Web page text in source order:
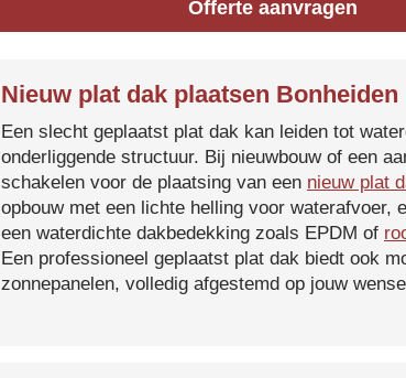
Offerte aanvragen
Nieuw plat dak plaatsen Bonheiden
Een slecht geplaatst plat dak kan leiden tot
onderliggende structuur. Bij nieuwbouw of een
schakelen voor de plaatsing van een nieuw plat
opbouw met een lichte helling voor waterafvoer,
een waterdichte dakbedekking zoals EPDM of
Een professioneel geplaatst plat dak biedt ook
zonnepanelen, volledig afgestemd op jouw